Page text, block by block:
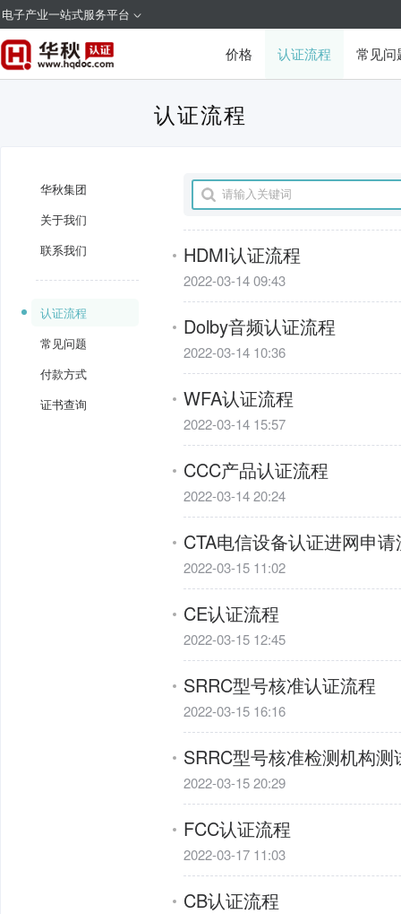
电子产业一站式服务平台
价格 认证流程 常见问
认证流程
华秋集团
关于我们
联系我们
认证流程
常见问题
付款方式
证书查询
HDMI认证流程
2022-03-14 09:43
Dolby音频认证流程
2022-03-14 10:36
WFA认证流程
2022-03-14 15:57
CCC产品认证流程
2022-03-14 20:24
CTA电信设备认证进网申
2022-03-15 11:02
CE认证流程
2022-03-15 12:45
SRRC型号核准认证流程
2022-03-15 16:16
SRRC型号核准检测机构测
2022-03-15 20:29
FCC认证流程
2022-03-17 11:03
CB认证流程